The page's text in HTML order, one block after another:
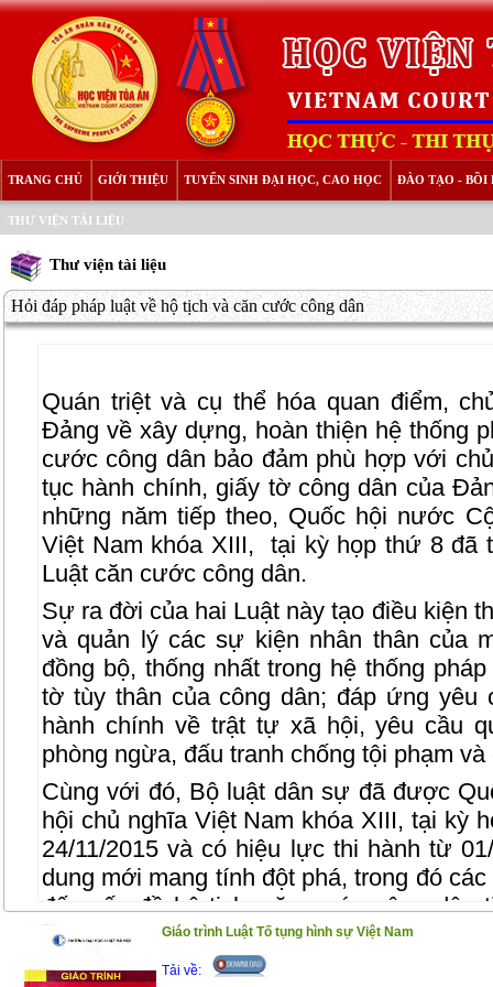
TRANG CHỦ GIỚI THIỆU TUYỂN SINH ĐẠI HỌC, CAO HỌC ĐÀO TẠO - BỒI
THƯ VIỆN TÀI LIỆU
Thư viện tài liệu
Hỏi đáp pháp luật về hộ tịch và căn cước công dân
Quán triệt và cụ thể hóa quan điểm,
Đảng về xây dựng, hoàn thiện hệ thống
cước công dân bảo đảm phù hợp với
tục hành chính, giấy tờ công dân của
những năm tiếp theo, Quốc hội nước
Việt Nam khóa XIII,
tại kỳ họp thứ 8 đã
Luật căn cước công dân.
Sự ra đời của hai Luật này tạo điều kiện
và quản lý các sự kiện nhân thân của
đồng bộ, thống nhất trong hệ thống
tờ tùy thân của công dân; đáp ứng yêu
hành chính về trật tự xã hội, yêu cầu
phòng ngừa, đấu tranh chống tội phạm
Cùng với đó, Bộ luật dân sự đã được
hội chủ nghĩa Việt Nam khóa XIII, tại kỳ
24/11/2015 và có hiệu lực thi hành từ
dung mới mang tính đột phá, trong đó
đến vấn đề hộ tịch, căn cước công dân
hoàn thiện hơn.
Cuốn sách này ra đời nhằm giúp bạn
Giáo trình Luật Tố tụng hình sự Việt Nam
Tải về: